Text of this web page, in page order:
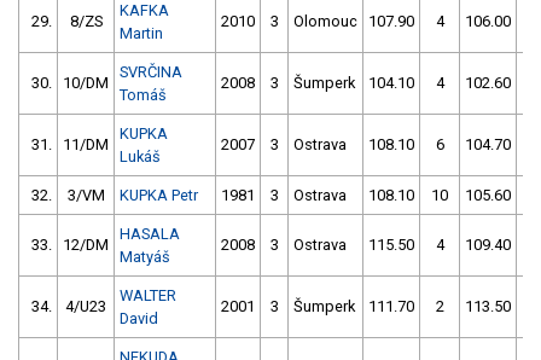
29. 8/ZS
KAFKA
Martin
2010 3 Olomouc 107.90 4 106.00
30. 10/DM
SVRČINA
Tomáš
2008 3 Šumperk 104.10 4 102.60
31. 11/DM
KUPKA
Lukáš
2007 3 Ostrava 108.10 6 104.70
32. 3/VM KUPKA Petr 1981 3 Ostrava 108.10 10 105.60
33. 12/DM
HASALA
Matyáš
2008 3 Ostrava 115.50 4 109.40
34. 4/U23
WALTER
David
2001 3 Šumperk 111.70 2 113.50